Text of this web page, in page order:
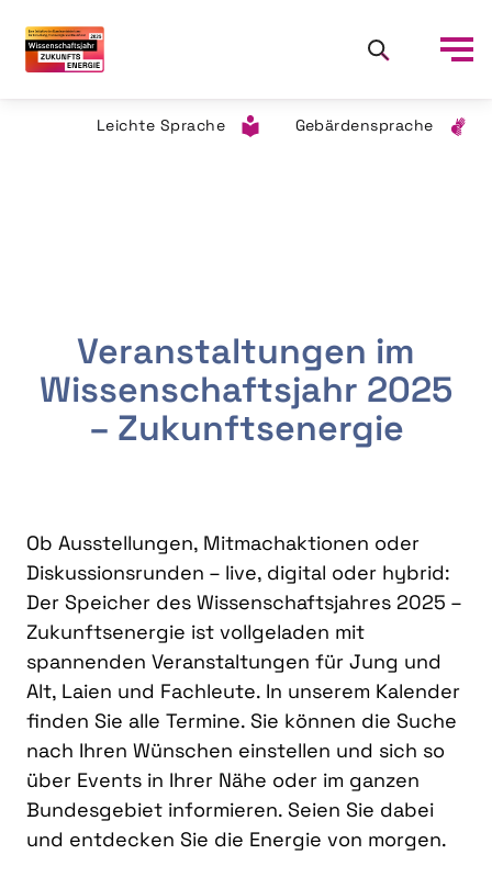
Leichte Sprache Gebärdensprache
Veranstaltungen im
Wissenschaftsjahr 2025
– Zukunftsenergie
Ob Ausstellungen, Mitmachaktionen oder
Diskussionsrunden – live, digital oder hybrid:
Der Speicher des Wissenschaftsjahres 2025 –
Zukunftsenergie ist vollgeladen mit
spannenden Veranstaltungen für Jung und
Alt, Laien und Fachleute. In unserem Kalender
finden Sie alle Termine. Sie können die Suche
nach Ihren Wünschen einstellen und sich so
über Events in Ihrer Nähe oder im ganzen
Bundesgebiet informieren. Seien Sie dabei
und entdecken Sie die Energie von morgen.